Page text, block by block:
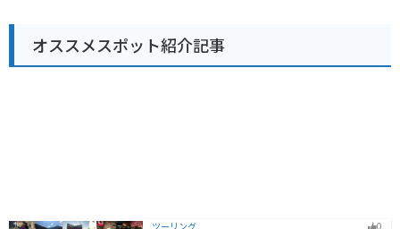
長4kmにも及ぶ遊歩道が整備された「浄蓮の滝」など、
観光スポットも充実しています。道の駅には、これらの
観光スポットや周辺の道路情報などを案内してくれる観
オススメスポット紹介記事
ツーリング 0